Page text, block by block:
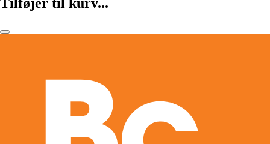
Tilføjer til kurv...